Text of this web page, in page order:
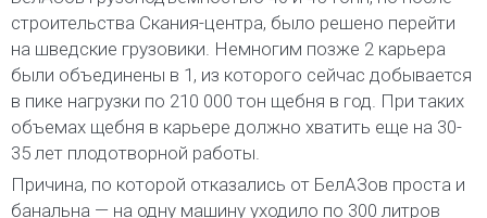
строительства Скания-центра, было решено перейти
на шведские грузовики. Немногим позже 2 карьера
были объединены в 1, из которого сейчас добывается
в пике нагрузки по 210 000 тон щебня в год. При таких
объемах щебня в карьере должно хватить еще на 30-
35 лет плодотворной работы.
Причина, по которой отказались от БелАЗов проста и
банальна — на одну машину уходило по 300 литров